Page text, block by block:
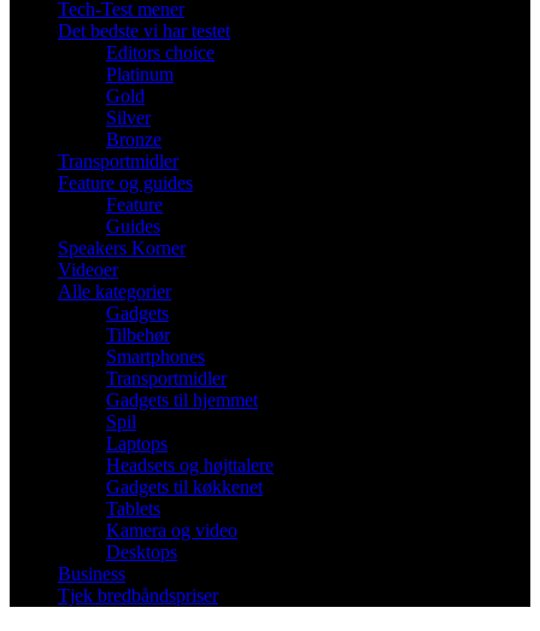
Tech-Test mener
Det bedste vi har testet
Editors choice
Platinum
Gold
Silver
Bronze
Transportmidler
Feature og guides
Feature
Guides
Speakers Korner
Videoer
Alle kategorier
Gadgets
Tilbehør
Smartphones
Transportmidler
Gadgets til hjemmet
Spil
Laptops
Headsets og højttalere
Gadgets til køkkenet
Tablets
Kamera og video
Desktops
Business
Tjek bredbåndspriser